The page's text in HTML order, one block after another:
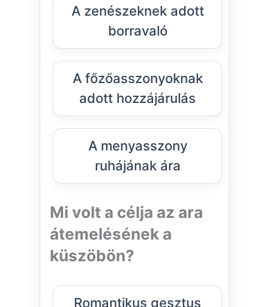
A zenészeknek adott
borravaló
A főzőasszonyoknak
adott hozzájárulás
A menyasszony
ruhájának ára
Mi volt a célja az ara
átemelésének a
küszöbön?
Romantikus gesztus